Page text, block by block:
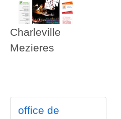
Charleville
Mezieres
office de